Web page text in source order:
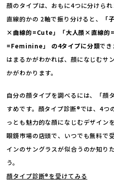
顔のタイプは、おもに4つに分けら
直線的かの 2軸で振り分けると、
「
×曲線的=Cute」「大人顔×直線的
=Feminine」 の4タイプに分類でき
はまるかがわかれば、顔になじむサ
かがわかります。
自分の顔タイプを調べるには、「顔
すめです。顔タイプ診断®では、4つ
っとも魅力的な顔になじむデザイン
眼鏡市場の店頭で、いつでも無料で
インのサングラスが似合うのか知り
う。
顔タイプ診断®️を受けてみる